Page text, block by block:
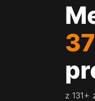
z 131+